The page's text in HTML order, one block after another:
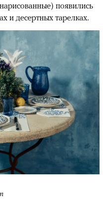
появились
и десертных тарелках.